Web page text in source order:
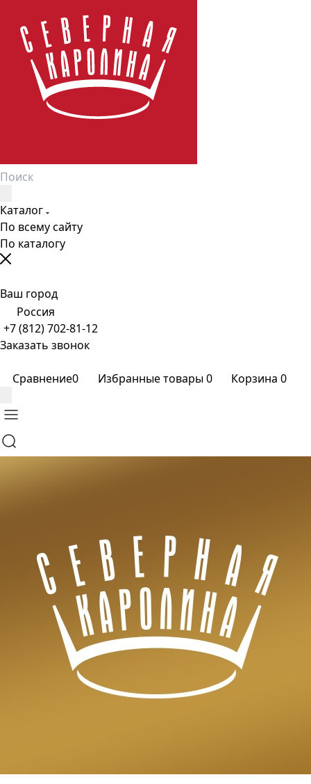
Каталог
По всему сайту
По каталогу
Ваш город
Россия
+7 (812) 702-81-12
Заказать звонок
Сравнение0 Избранные товары0 Корзина 0